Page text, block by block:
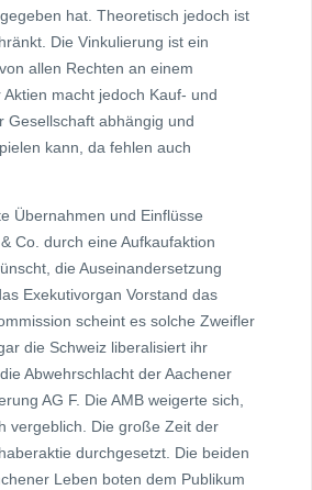
hat. Theoretisch jedoch ist
Die Vinkulierung ist ein
allen Rechten an einem
macht jedoch Kauf- und
Gesellschaft abhängig und
kann, da fehlen auch
Übernahmen und Einflüsse
Co. durch eine Aufkaufaktion
die Auseinandersetzung
Exekutivorgan Vorstand das
scheint es solche Zweifler
die Schweiz liberalisiert ihr
Abwehrschlacht der Aachener
AG F. Die AMB weigerte sich,
vergeblich. Die große Zeit der
durchgesetzt. Die beiden
Leben boten dem Publikum